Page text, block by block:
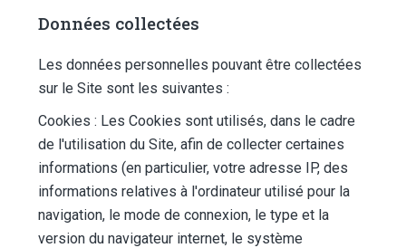
Données collectées
Les données personnelles pouvant être collectées
sur le Site sont les suivantes :
Cookies : Les Cookies sont utilisés, dans le cadre
de l'utilisation du Site, afin de collecter certaines
informations (en particulier, votre adresse IP, des
informations relatives à l'ordinateur utilisé pour la
navigation, le mode de connexion, le type et la
version du navigateur internet, le système